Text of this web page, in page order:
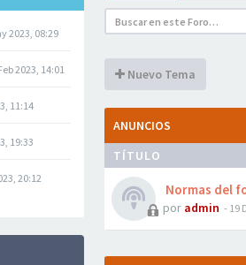
2023, 08:29
2023, 14:01
11:14
19:33
20:12
Nuevo Tema
ANUNCIOS
TÍTULO
Normas del
por admin - 19